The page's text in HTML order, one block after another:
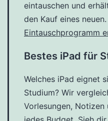
eintauschen und
den Kauf eines neuen.
Eintauschprogramm
Bestes iPad für
Welches iPad eignet
Studium? Wir
Vorlesungen,